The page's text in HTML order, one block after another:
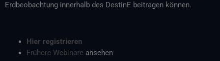
Erdbeobachtung innerhalb des DestinE beitragen können.
Hier registrieren
Frühere Webinare ansehen